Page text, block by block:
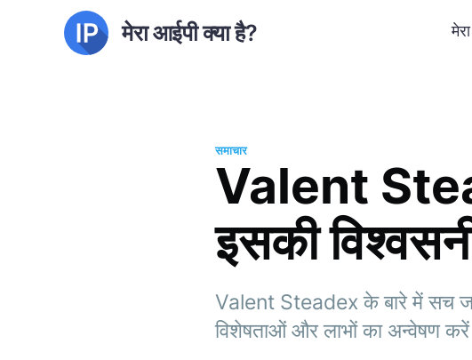
मेरा आईपी क्या है?
समाचार
Valent
इसकी
Valent Steadex के बारे में सच
विशेषताओं और लाभों का अन्वेषण